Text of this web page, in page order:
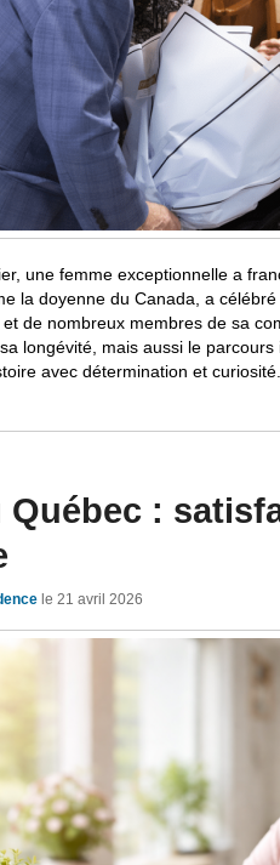
une femme exceptionnelle a
la doyenne du Canada, a
de nombreux membres de sa
longévité, mais aussi le
avec détermination et curiosité.
Québec :
le 21 avril 2026